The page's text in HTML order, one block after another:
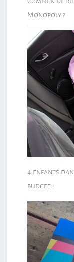
Monopoly ?
4 enfants
budget !